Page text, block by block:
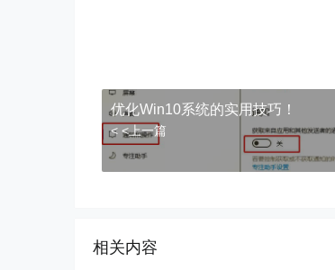
优化Win10系统的实用技巧！
< <上一篇
相关内容